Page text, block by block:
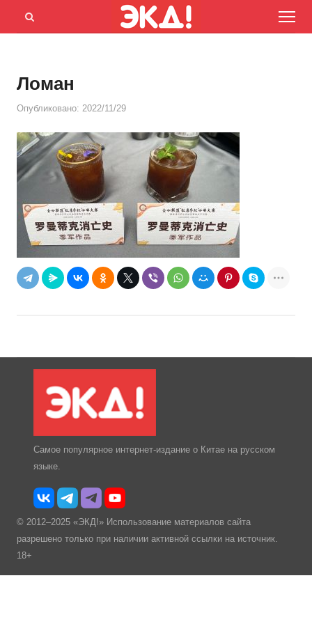
Menu
Открыть
Ломан
Опубликовано: 2022/11/29
Самое популярное интернет-издание о Китае на русском
языке.
© 2012–2025 «ЭКД!» Использование материалов сайта
разрешено только при наличии активной ссылки на источник.
18+